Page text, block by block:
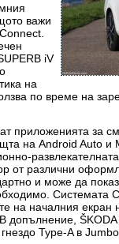
важи
iV
на
по време на
приложенията за
на Android Auto
от различни
и може да
Системата
на началния
допълнение,
Type-A в